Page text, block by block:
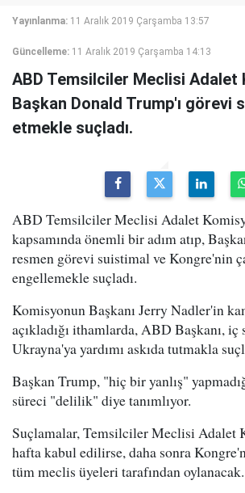
Yayınlanma: 11 Aralık 2019 Çarşamba 13:57
Güncelleme: 11 Aralık 2019 Çarşamba 14:13
ABD Temsilciler Meclisi Adalet
Başkan Donald Trump'ı görevi
etmekle suçladı.
ABD Temsilciler Meclisi Adalet
kapsamında önemli bir adım atıp,
resmen görevi suistimal ve Kongre'nin
engellemekle suçladı.
Komisyonun Başkanı Jerry Nadler'in
açıkladığı ithamlarda, ABD Başkanı,
Ukrayna'ya yardımı askıda tutmakla
Başkan Trump, "hiç bir yanlış"
süreci "delilik" diye tanımlıyor.
Suçlamalar, Temsilciler Meclisi Adalet
hafta kabul edilirse, daha sonra
tüm meclis üyeleri tarafından oylanacak.